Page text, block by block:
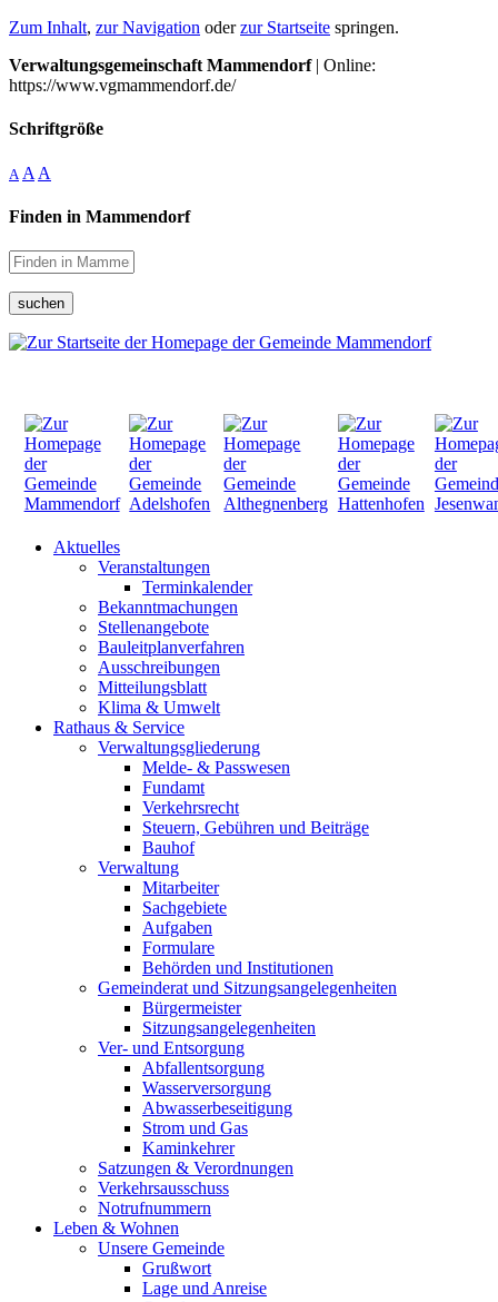
Zum Inhalt, zur Navigation oderzur Startseite springen.
Verwaltungsgemeinschaft Mammendorf| Online:
https://www.vgmammendorf.de/
Schriftgröße
A A A
Finden in Mammendorf
suchen
Aktuelles
Veranstaltungen
Terminkalender
Bekanntmachungen
Stellenangebote
Bauleitplanverfahren
Ausschreibungen
Mitteilungsblatt
Klima & Umwelt
Rathaus & Service
Verwaltungsgliederung
Melde- & Passwesen
Fundamt
Verkehrsrecht
Steuern, Gebühren und Beiträge
Bauhof
Verwaltung
Mitarbeiter
Sachgebiete
Aufgaben
Formulare
Behörden und Institutionen
Gemeinderat und Sitzungsangelegenheiten
Bürgermeister
Sitzungsangelegenheiten
Ver- und Entsorgung
Abfallentsorgung
Wasserversorgung
Abwasserbeseitigung
Strom und Gas
Kaminkehrer
Satzungen & Verordnungen
Verkehrsausschuss
Notrufnummern
Leben & Wohnen
Unsere Gemeinde
Grußwort
Lage und Anreise